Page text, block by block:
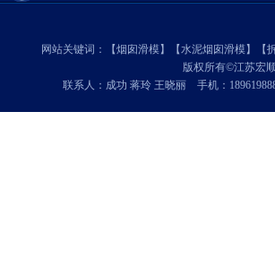
网站关键词：【烟囱滑模】【水泥烟囱滑模】【
版权所有©江苏宏
联系人：成功 蒋玲 王晓丽 手机：